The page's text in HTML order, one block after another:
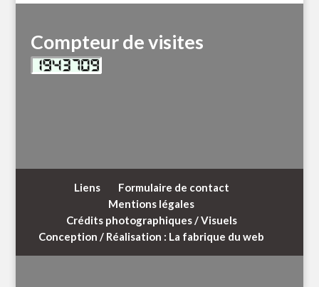
Compteur de visites
Liens
Formulaire de contact
Mentions légales
Crédits photographiques / Visuels
Conception / Réalisation : La fabrique du web